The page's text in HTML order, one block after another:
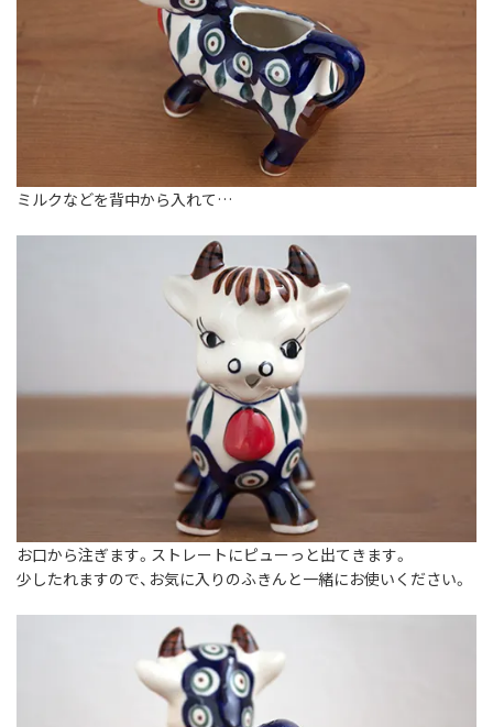
ミルクなどを背中から入れて…
お口から注ぎます。ストレートにピューっと出てきます。
少したれますので、お気に入りのふきんと一緒にお使いください。